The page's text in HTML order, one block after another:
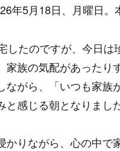
年5月18日、月曜日。
したのですが、今日
家族の気配があった
ながら、「いつも家族
感じる朝となりました
かりながら、心の中で